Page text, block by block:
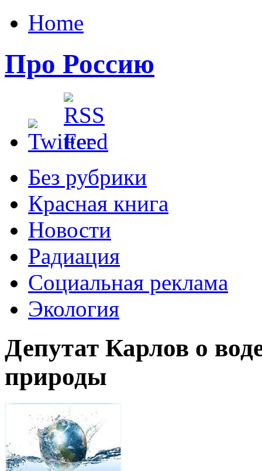
Home
Про Россию
Без рубрики
Красная книга
Новости
Радиация
Социальная реклама
Экология
Депутат Карлов о
природы